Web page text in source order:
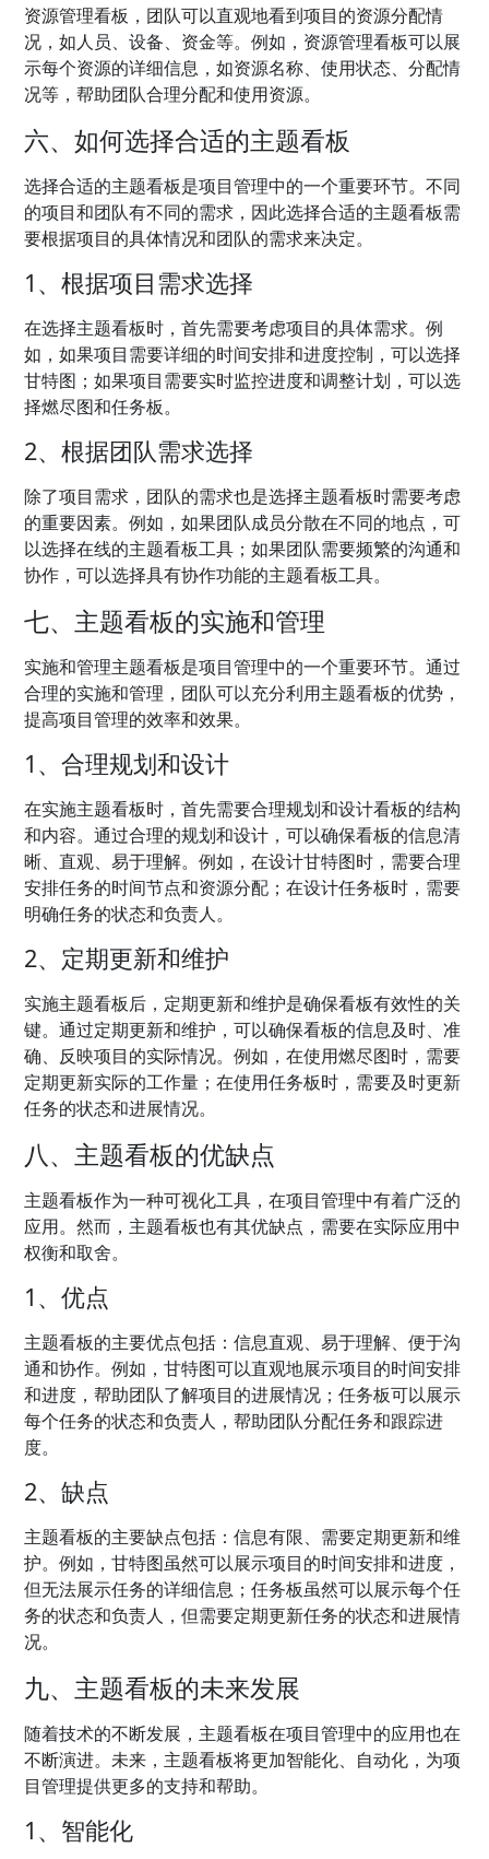
资源管理看板，团队可以直观地看到项目的资源分配情
况，如人员、设备、资金等。例如，资源管理看板可以展
示每个资源的详细信息，如资源名称、使用状态、分配情
况等，帮助团队合理分配和使用资源。
六、如何选择合适的主题看板
选择合适的主题看板是项目管理中的一个重要环节。不同
的项目和团队有不同的需求，因此选择合适的主题看板需
要根据项目的具体情况和团队的需求来决定。
1、根据项目需求选择
在选择主题看板时，首先需要考虑项目的具体需求。例
如，如果项目需要详细的时间安排和进度控制，可以选择
甘特图；如果项目需要实时监控进度和调整计划，可以选
择燃尽图和任务板。
2、根据团队需求选择
除了项目需求，团队的需求也是选择主题看板时需要考虑
的重要因素。例如，如果团队成员分散在不同的地点，可
以选择在线的主题看板工具；如果团队需要频繁的沟通和
协作，可以选择具有协作功能的主题看板工具。
七、主题看板的实施和管理
实施和管理主题看板是项目管理中的一个重要环节。通过
合理的实施和管理，团队可以充分利用主题看板的优势，
提高项目管理的效率和效果。
1、合理规划和设计
在实施主题看板时，首先需要合理规划和设计看板的结构
和内容。通过合理的规划和设计，可以确保看板的信息清
晰、直观、易于理解。例如，在设计甘特图时，需要合理
安排任务的时间节点和资源分配；在设计任务板时，需要
明确任务的状态和负责人。
2、定期更新和维护
实施主题看板后，定期更新和维护是确保看板有效性的关
键。通过定期更新和维护，可以确保看板的信息及时、准
确、反映项目的实际情况。例如，在使用燃尽图时，需要
定期更新实际的工作量；在使用任务板时，需要及时更新
任务的状态和进展情况。
八、主题看板的优缺点
主题看板作为一种可视化工具，在项目管理中有着广泛的
应用。然而，主题看板也有其优缺点，需要在实际应用中
权衡和取舍。
1、优点
主题看板的主要优点包括：信息直观、易于理解、便于沟
通和协作。例如，甘特图可以直观地展示项目的时间安排
和进度，帮助团队了解项目的进展情况；任务板可以展示
每个任务的状态和负责人，帮助团队分配任务和跟踪进
度。
2、缺点
主题看板的主要缺点包括：信息有限、需要定期更新和维
护。例如，甘特图虽然可以展示项目的时间安排和进度，
但无法展示任务的详细信息；任务板虽然可以展示每个任
务的状态和负责人，但需要定期更新任务的状态和进展情
况。
九、主题看板的未来发展
随着技术的不断发展，主题看板在项目管理中的应用也在
不断演进。未来，主题看板将更加智能化、自动化，为项
目管理提供更多的支持和帮助。
1、智能化